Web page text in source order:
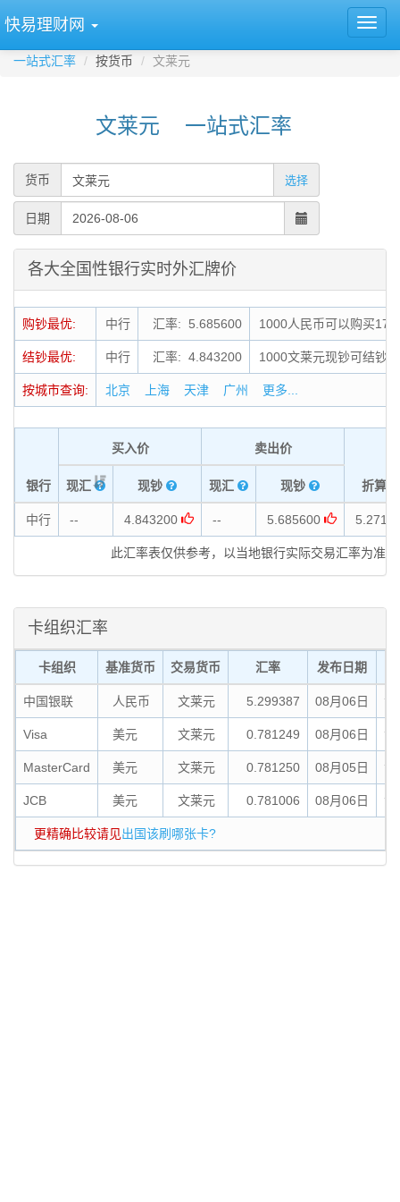
快易理财网
一站式汇率 按货币 文莱元
文莱元 一站式汇率
货币 选择
日期
各大全国性银行实时外汇牌价
购钞最优: 中行 汇率: 5.685600 1000人民币可以购买
结钞最优: 中行 汇率: 4.843200 1000文莱元现钞可结钞
按城市查询: 北京 上海 天津 广州 更多...
银行
买入价 卖出价
折算价
现汇 现钞 现汇 现钞
中行 -- 4.843200 -- 5.685600
此汇率表仅供参考，以当地银行实际交易汇率为准
卡组织汇率
卡组织 基准货币 交易货币 汇率 发布日期
中国银联 人民币 文莱元 5.299387 08月06日 消
Visa 美元 文莱元 0.781249 08月06日 消
MasterCard 美元 文莱元 0.781250 08月05日 消
JCB 美元 文莱元 0.781006 08月06日 消
更精确比较请见出国该刷哪张卡?